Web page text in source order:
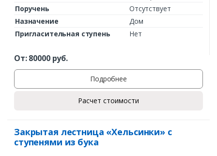
Поручень
Отсутствует
Назначение
Дом
Пригласительная ступень
Нет
От:80000руб.
Подробнее
Расчет стоимости
Закрытая лестница «Хельсинки» с
ступенями из бука